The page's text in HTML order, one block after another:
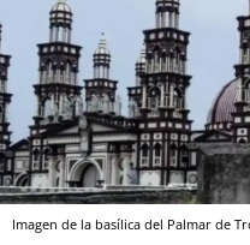
Imagen de la basílica del Palmar de